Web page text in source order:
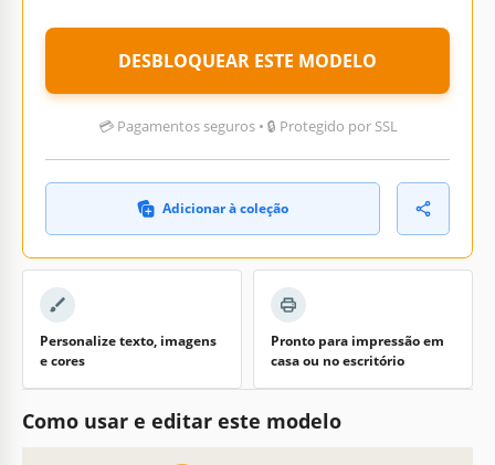
DESBLOQUEAR ESTE MODELO
💳 Pagamentos seguros • 🔒 Protegido por SSL
Adicionar à coleção
Personalize texto, imagens
e cores
Pronto para impressão em
casa ou no escritório
Como usar e editar este modelo